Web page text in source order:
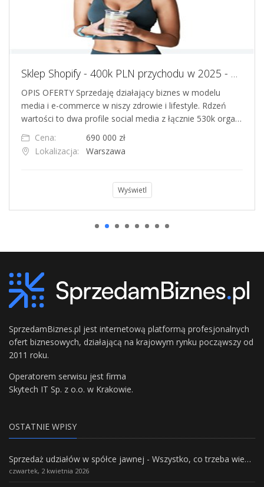
Sklep Shopify - 400k PLN przychodu w 2025 - 530k organicznych obserwujacych na IG i TT - AOV 225 PLN - bez reklam
OPIS OFERTY Sprzedaję działający biznes w modelu
media i e-commerce w niszy zdrowie i lifestyle. Rdzeń
wartości to dwa profile social media z łącznie 530k orga…
Cena:
690 000 zł
Lokalizacja:
Warszawa
Wyświetl
SprzedamBiznes.pl jest internetową platformą profesjonalnych
ofert biznesowych, działającą na krajowym rynku począwszy od
2011 roku.
Operatorem serwisu jest firma
Skytech IT Sp. z o.o. w Krakowie.
OSTATNIE WPISY
Sprzedaż udziałów w spółce jawnej - Wszystko, co trzeba wiedzieć.
czwartek, 2 kwietnia 2026